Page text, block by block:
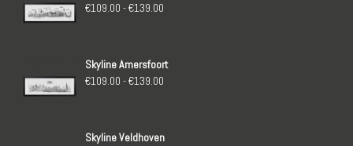
€109.00 -€139.00
Skyline Amersfoort
€109.00 -€139.00
Skyline Veldhoven